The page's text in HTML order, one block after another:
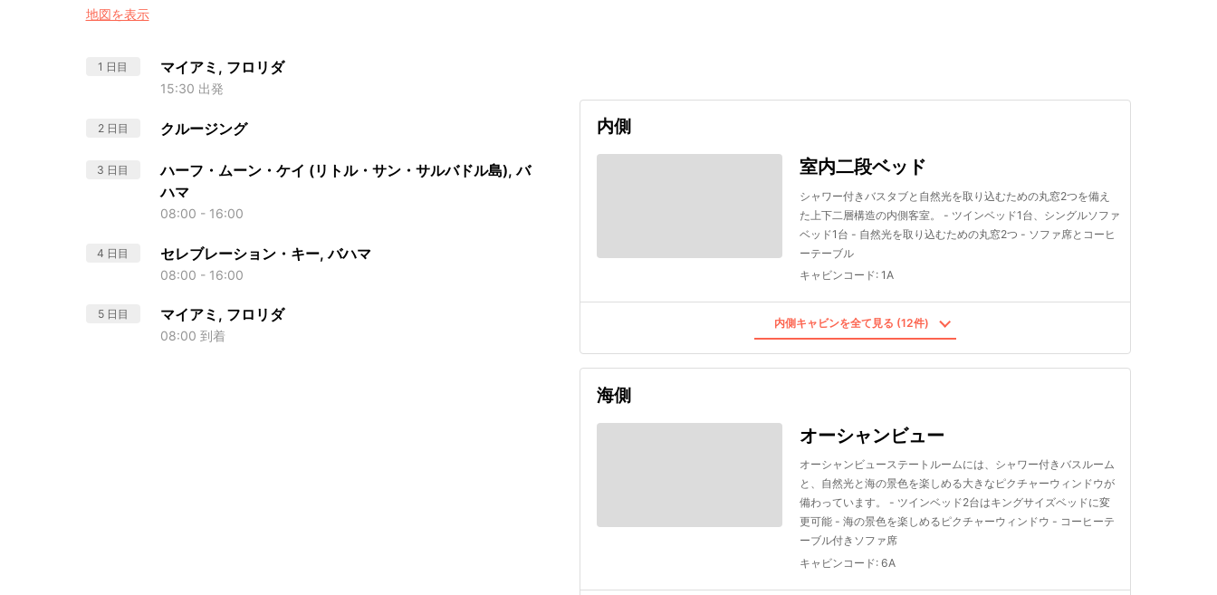
地図を表示
1 日目 マイアミ, フロリダ
15:30 出発
2 日目 クルージング
3 日目
ハーフ・ムーン・ケイ (リトル・サン・サルバドル島), バ
ハマ
08:00 - 16:00
4 日目 セレブレーション・キー, バハマ
08:00 - 16:00
5 日目 マイアミ, フロリダ
08:00 到着
内側
室内二段ベッド
シャワー付きバスタブと自然光を取り込むための丸窓2つを備え
た上下二層構造の内側客室。 - ツインベッド1台、シングルソファ
ベッド1台 - 自然光を取り込むための丸窓2つ - ソファ席とコーヒ
ーテーブル
キャビンコード: 1A
内側キャビンを全て見る (12件)
海側
オーシャンビュー
オーシャンビューステートルームには、シャワー付きバスルーム
と、自然光と海の景色を楽しめる大きなピクチャーウィンドウが
備わっています。 - ツインベッド2台はキングサイズベッドに変
更可能 - 海の景色を楽しめるピクチャーウィンドウ - コーヒーテ
ーブル付きソファ席
キャビンコード: 6A